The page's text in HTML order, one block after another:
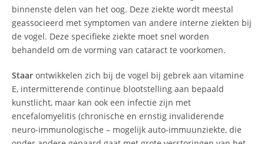
binnenste delen van het oog. Deze ziekte wordt meestal
geassocieerd met symptomen van andere interne ziekten bij
de vogel. Deze specifieke ziekte moet snel worden
behandeld om de vorming van cataract te voorkomen.
Staar ontwikkelen zich bij de vogel bij gebrek aan vitamine
E, intermitterende continue blootstelling aan bepaald
kunstlicht, maar kan ook een infectie zijn met
encefalomyelitis (chronische en ernstig invaliderende
neuro-immunologische – mogelijk auto-immuunziekte, die